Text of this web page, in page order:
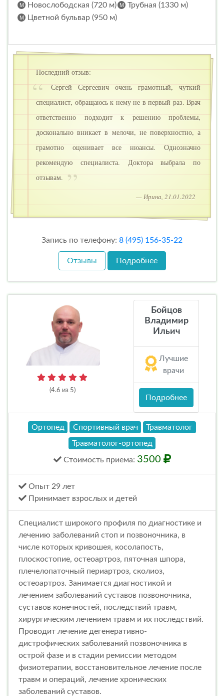
Новослободская (720 м)
Трубная (1330 м)
Цветной бульвар (950 м)
Последний отзыв:
Сергей Сергеевич очень грамотный, чуткий
специалист, обращаюсь к нему не в первый раз. Врач
ответственно подходит к решению проблемы,
досконально вникает в мелочи, не поверхностно, а
грамотно оценивает все нюансы. Однозначно
рекомендую специалиста. Доктора выбрала по
отзывам.
— Ирина, 21.01.2022
Запись по телефону: 8 (495) 156-35-22
Отзывы Подробнее
(4.6 из 5)
Бойцов
Владимир
Ильич
Лучшие
врачи
Подробнее
Ортопед Спортивный врач
Травматолог
Травматолог-ортопед
Стоимость приема: 3500
Опыт 29 лет
Принимает взрослых и детей
Специалист широкого профиля по диагностике и
лечению заболеваний стоп и позвоночника, в
числе которых кривошея, косолапость,
плоскостопие, остеоартроз, пяточная шпора,
плечелопаточный периартроз, сколиоз,
остеоартроз. Занимается диагностикой и
лечением заболеваний суставов позвоночника,
суставов конечностей, последствий травм,
хирургическим лечением травм и их последствий.
Проводит лечение дегенеративно-
дистрофических заболеваний позвоночника в
острой фазе и в стадии ремиссии методом
физиотерапии, восстановительное лечение после
травм и операций, лечение хронических
заболеваний суставов.